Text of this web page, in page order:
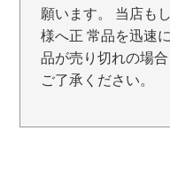
願います。 当店も
様へ正 常品を迅速
品が売り切れの場
ご了承ください。